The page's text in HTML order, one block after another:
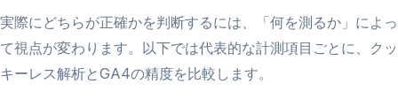
実際にどちらが正確かを判断するには、「何を測るか」によっ
て視点が変わります。以下では代表的な計測項目ごとに、クッ
キーレス解析とGA4の精度を比較します。